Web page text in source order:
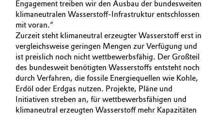
Engagement treiben wir den Ausbau der bundesweiten
klimaneutralen Wasserstoff-Infrastruktur entschlossen
mit voran.“
Zurzeit steht klimaneutral erzeugter Wasserstoff erst in
vergleichsweise geringen Mengen zur Verfügung und
ist preislich noch nicht wettbewerbsfähig. Der Großteil
des bundesweit benötigten Wasserstoffs entsteht noch
durch Verfahren, die fossile Energiequellen wie Kohle,
Erdöl oder Erdgas nutzen. Projekte, Pläne und
Initiativen streben an, für wettbewerbsfähigen und
klimaneutral erzeugten Wasserstoff mehr Kapazitäten